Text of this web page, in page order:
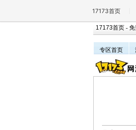
17173首页
17173首页 -
专区首页